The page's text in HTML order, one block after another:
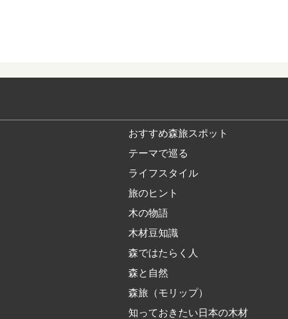
もいいですが、映像で
おすすめ森旅スポット
テーマで巡る
ライフスタイル
旅のヒント
木の物語
木材豆知識
森ではたらく人
森と自然
森旅（モリップ）
知っておきたい日本の木材